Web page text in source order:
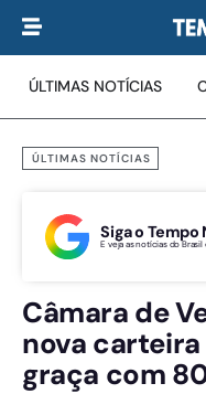
ÚLTIMAS NOTÍCIAS
ÚLTIMAS NOTÍCIAS
Siga o Tempo
E veja as notícias do
Câmara de
nova
graça com